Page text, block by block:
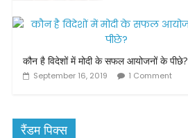
कौन है विदेशों में मोदी के सफल आयोजनों के पीछे?
September 16, 2019 1 Comment
रैंडम पिक्स